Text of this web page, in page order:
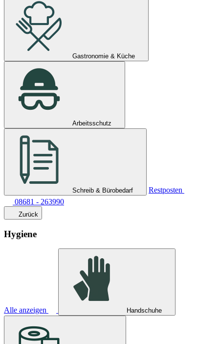
Gastronomie & Küche
Arbeitsschutz
Schreib & Bürobedarf
Restposten
08681 - 263990
Zurück
Hygiene
Alle anzeigen Handschuhe